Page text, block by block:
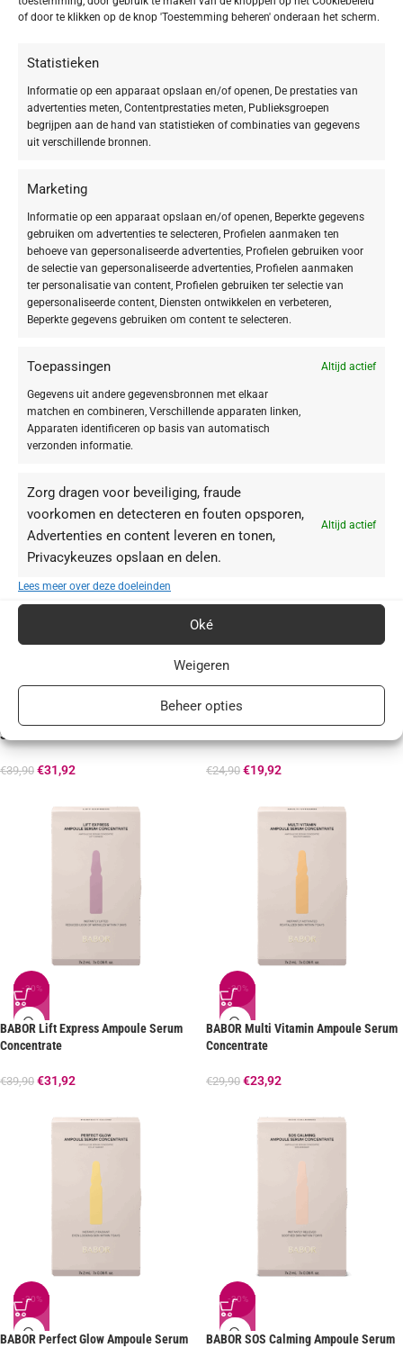
of door te klikken op de knop 'Toestemming beheren' onderaan het scherm.
Statistieken
Informatie op een apparaat opslaan en/of openen, De prestaties van
advertenties meten, Contentprestaties meten, Publieksgroepen
begrijpen aan de hand van statistieken of combinaties van gegevens
uit verschillende bronnen.
Marketing
Informatie op een apparaat opslaan en/of openen, Beperkte gegevens
gebruiken om advertenties te selecteren, Profielen aanmaken ten
behoeve van gepersonaliseerde advertenties, Profielen gebruiken voor
de selectie van gepersonaliseerde advertenties, Profielen aanmaken
ter personalisatie van content, Profielen gebruiken ter selectie van
gepersonaliseerde content, Diensten ontwikkelen en verbeteren,
Beperkte gegevens gebruiken om content te selecteren.
Toepassingen Altijd actief
Gegevens uit andere gegevensbronnen met elkaar
matchen en combineren, Verschillende apparaten linken,
Apparaten identificeren op basis van automatisch
verzonden informatie.
Zorg dragen voor beveiliging, fraude
voorkomen en detecteren en fouten opsporen,
Advertenties en content leveren en tonen,
Privacykeuzes opslaan en delen.
Altijd actief
Lees meer over deze doeleinden
Oké
Weigeren
Beheer opties
-20%
BABOR Active Night Ampoule Serum
Concentrate
39,90 €31,92
BABOR Active Purifier Ampoule Serum
Concentrate
BABOR Ampoule Concentrates 3er Set
BABOR AMPOULE CONCENTRATES
Limited Edition Set Resurfacing 2024
Serum Concentrate
€39,90 €31,92
BABOR Hydra Plus Ampoule Serum
€24,90 €19,92
-20%
BABOR Lift Express Ampoule Serum
Concentrate
€39,90 €31,92
-20%
BABOR Multi Vitamin Ampoule Serum
Concentrate
€29,90 €23,92
-20%
BABOR Perfect Glow Ampoule Serum
-20%
BABOR SOS Calming Ampoule Serum